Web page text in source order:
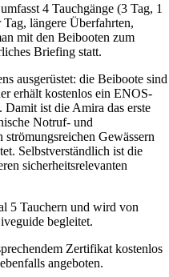
4 Tauchgänge (3 Tag, 1
längere Überfahrten,
mit den Beibooten zum
Briefing statt.
ausgerüstet: die Beiboote sind
erhält kostenlos ein ENOS-
Damit ist die Amira das erste
Notruf- und
Gewässern
Selbstverständlich ist die
sicherheitsrelevanten
5 Tauchern und wird von
begleitet.
Zertifikat kostenlos
angeboten.